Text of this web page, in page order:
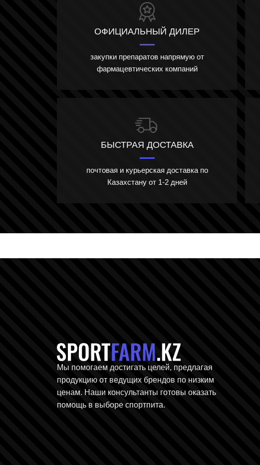
ОФИЦИАЛЬНЫЙ ДИЛЕР
закупки препаратов напрямую от
фармацевтических компаний
БЫСТРАЯ ДОСТАВКА
почтовая и курьерская доставка по
Казахстану от 1-2 дней
Главная страница
Мы помогаем достигать целей, предлагая
продукцию от ведущих брендов по низким
ценам. Наши консультанты готовы оказать
помощь в выборе спортпита.